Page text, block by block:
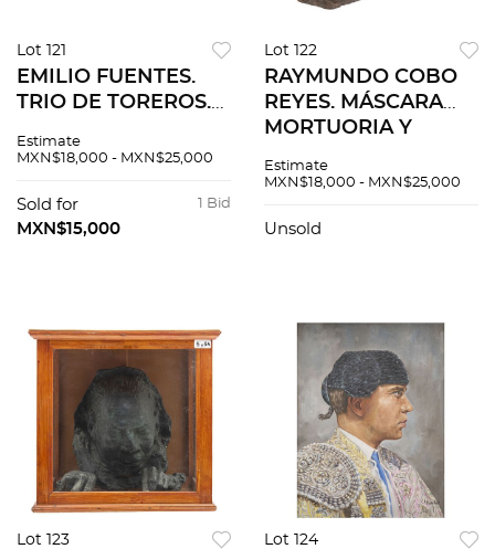
Lot 121
EMILIO FUENTES.
TRIO DE TOREROS.
bronce patinado con
Firmados, fechados
y seriados.
Estimate
MXN$18,000 - MXN$25,000
1 Bid
Sold for
MXN$15,000
Lot 122
RAYMUNDO COBO
REYES. MÁSCARA
MORTUORIA Y
ORTIZ. Fundiciones
Firmada, fechada y
Estimate
MXN$18,000 - MXN$25,000
Unsold
Lot 123 Lot 124